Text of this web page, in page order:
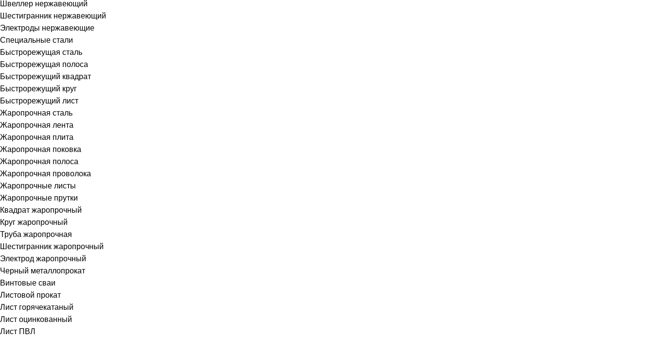
Швеллер нержавеющий
Шестигранник нержавеющий
Электроды нержавеющие
Специальные стали
Быстрорежущая сталь
Быстрорежущая полоса
Быстрорежущий квадрат
Быстрорежущий круг
Быстрорежущий лист
Жаропрочная сталь
Жаропрочная лента
Жаропрочная плита
Жаропрочная поковка
Жаропрочная полоса
Жаропрочная проволока
Жаропрочные листы
Жаропрочные прутки
Квадрат жаропрочный
Круг жаропрочный
Труба жаропрочная
Шестигранник жаропрочный
Электрод жаропрочный
Черный металлопрокат
Винтовые сваи
Листовой прокат
Лист горячекатаный
Лист оцинкованный
Лист ПВЛ